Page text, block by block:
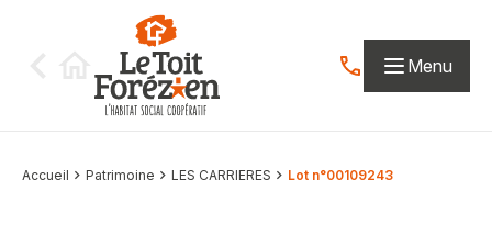
Contactez-nous
Menu
Accueil Patrimoine LES CARRIERES Lot n°00109243